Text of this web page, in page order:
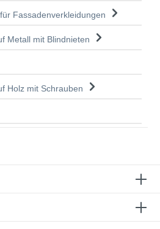
Fassadenverkleidungen
Metall mit Blindnieten
Holz mit Schrauben